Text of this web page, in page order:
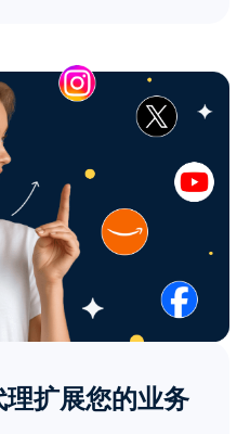
扩展您的业务